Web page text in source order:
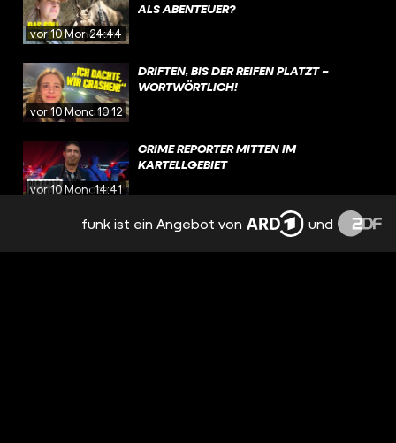
vor 10 Monaten
24:44
ALS ABENTEUER?
vor 10 Monaten
10:12
DRIFTEN, BIS DER REIFEN PLATZT –
WORTWÖRTLICH!
vor 10 Monaten
14:41
CRIME REPORTER MITTEN IM
KARTELLGEBIET
NEUES SYRIEN: WIE GEHT’S DEN
MENSCHEN JETZT? | CRISIS
funk ist ein Angebot von und